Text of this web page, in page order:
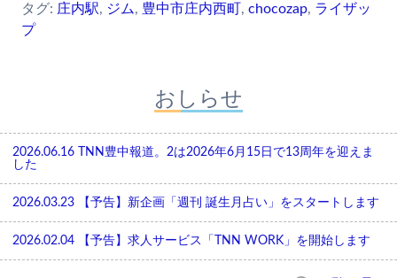
タグ: 庄内駅, ジム, 豊中市庄内西町 , chocozap, ライザッ
プ
おしらせ
2026.06.16
TNN豊中報道。2は2026年6月15日で13周年を迎えま
した
2026.03.23 【予告】新企画「週刊 誕生月占い」をスタートします
2026.02.04 【予告】求人サービス「TNN WORK」を開始します